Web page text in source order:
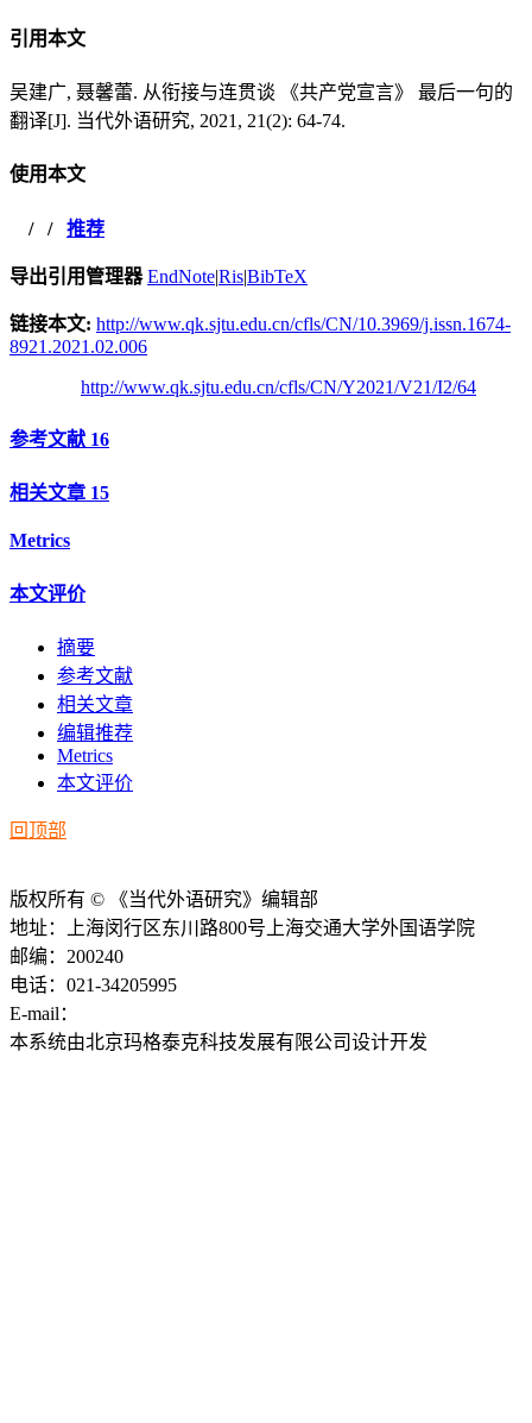
引用本文
吴建广, 聂馨蕾. 从衔接与连贯谈 《共产党宣言》 最后一句的
翻译[J]. 当代外语研究, 2021, 21(2): 64-74.
使用本文
/ / 推荐
导出引用管理器 EndNote|Ris|BibTeX
链接本文: http://www.qk.sjtu.edu.cn/cfls/CN/10.3969/j.issn.1674-
8921.2021.02.006
http://www.qk.sjtu.edu.cn/cfls/CN/Y2021/V21/I2/64
参考文献 16
相关文章 15
Metrics
本文评价
摘要
参考文献
相关文章
编辑推荐
Metrics
本文评价
回顶部
版权所有 © 《当代外语研究》编辑部
地址：上海闵行区东川路800号上海交通大学外国语学院
邮编：200240
电话：021-34205995
E-mail：
本系统由北京玛格泰克科技发展有限公司设计开发